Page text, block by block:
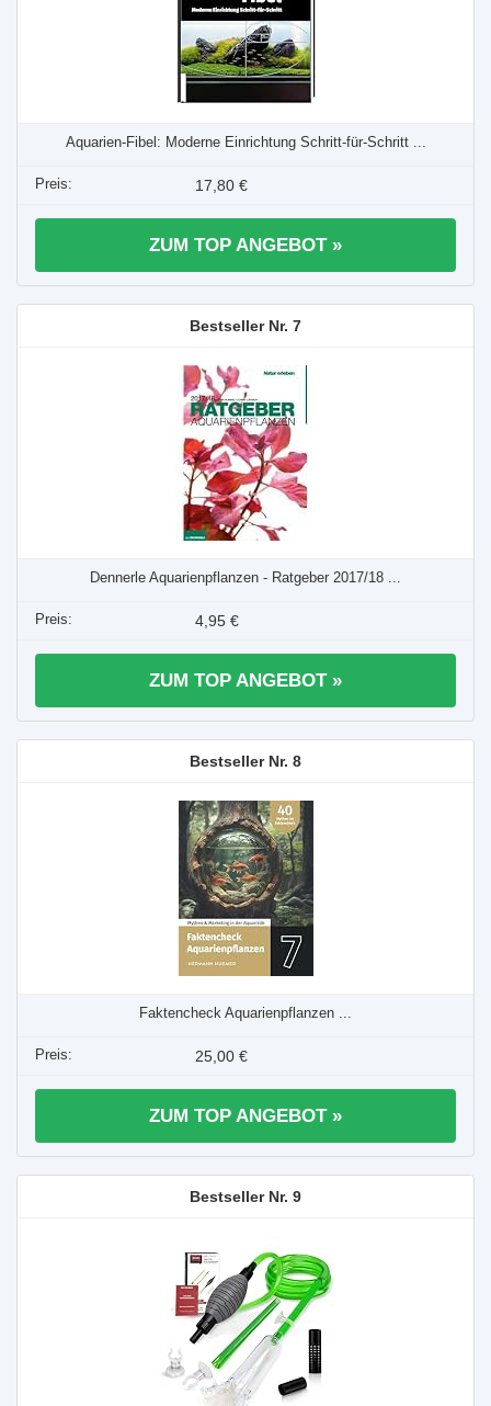
Aquarien-Fibel: Moderne Einrichtung Schritt-für-Schritt ...
17,80 €
ZUM TOP ANGEBOT »
7
Dennerle Aquarienpflanzen - Ratgeber 2017/18 ...
4,95 €
ZUM TOP ANGEBOT »
8
Faktencheck Aquarienpflanzen ...
25,00 €
ZUM TOP ANGEBOT »
9